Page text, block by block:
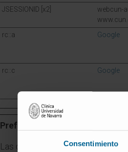
Consentimiento
JSESSIONID [x2]
webcun-
rc::a Google
rc::c
Google
Preferencias (1)
Las cookies de preferencias